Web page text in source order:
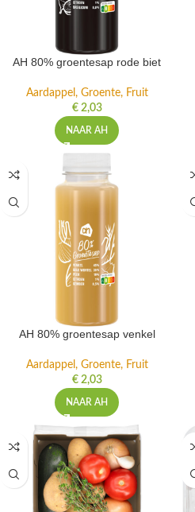
AH 80% groentesap rode biet
Aardappel, Groente, Fruit
€2,03
NAAR AH
AH 80% groentesap venkel
Aardappel, Groente, Fruit
€2,03
NAAR AH